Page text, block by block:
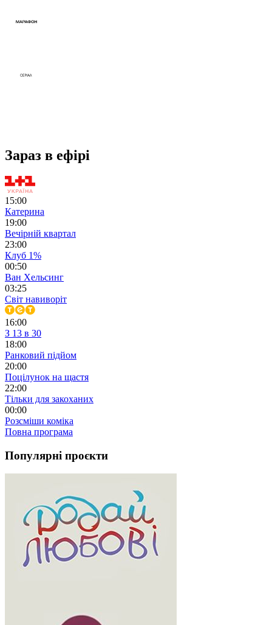
Зараз в ефірі
15:00
Катерина
19:00
Вечірній квартал
23:00
Клуб 1%
00:50
Ван Хельсинг
03:25
Світ навиворіт
16:00
З 13 в 30
18:00
Ранковий підйом
20:00
Поцілунок на щастя
22:00
Тільки для закоханих
00:00
Розсміши коміка
Повна програма
Популярні проєкти